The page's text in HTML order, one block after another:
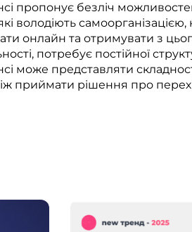
пропонує безліч
володіють
онлайн та отримувати з
потребує постійної
може представляти
приймати рішення про